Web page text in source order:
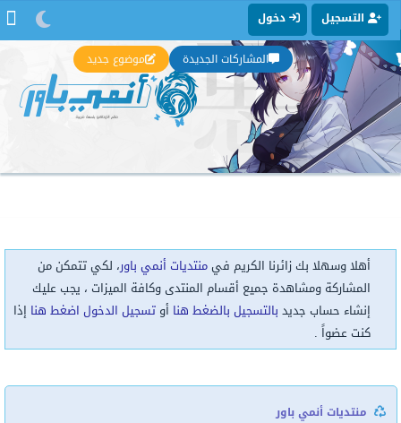
التسجيل دخول
المشاركات الجديدة موضوع جديد
أهلا وسهلا بك زائرنا الكريم فيمنتديات أنمي باور، لكي تتمكن من
المشاركة ومشاهدة جميع أقسام المنتدى وكافة الميزات ، يجب عليك
إنشاء حساب جديد بالتسجيل بالضغط هنا أوتسجيل الدخول اضغط هنا إذا
كنت عضواً .
منتديات أنمي باور